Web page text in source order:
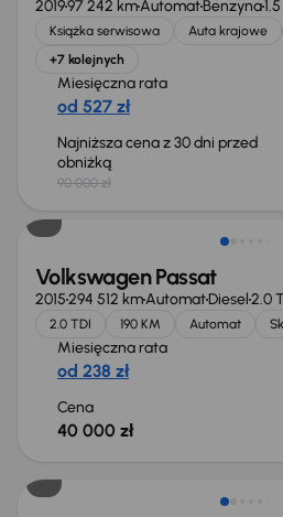
201997 242 kmAutomatBenzyna
Książka serwisowa Auta krajowe
+7 kolejnych
Miesięczna rata
od 527 zł
Najniższa cena z 30 dni przed
obniżką
90 000 zł
Volkswagen Passat
2015294 512 kmAutomatDiesel2.0
2.0 TDI 190 KM Automat
Miesięczna rata
od 238 zł
Cena
40 000 zł